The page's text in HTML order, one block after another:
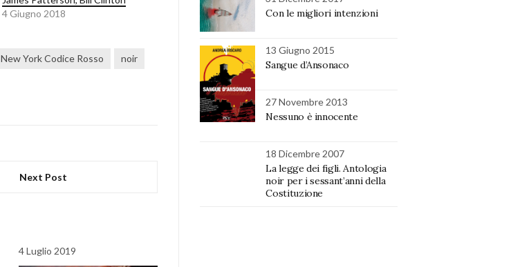
4 Giugno 2018
New York Codice Rosso
noir
Next Post
4 Luglio 2019
Con le migliori intenzioni
13 Giugno 2015
Sangue d’Ansonaco
27 Novembre 2013
Nessuno è innocente
18 Dicembre 2007
La legge dei figli. Antologia
noir per i sessant’anni della
Costituzione